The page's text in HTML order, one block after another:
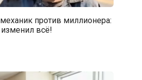
против миллионера:
всё!